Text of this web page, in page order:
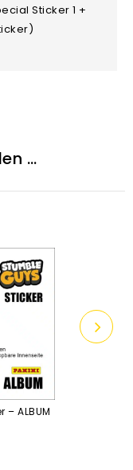
Sticker 1 +
…
ALBUM